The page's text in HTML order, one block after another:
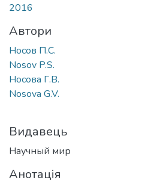
2016
Автори
Носов П.С.
Nosov P.S.
Носова Г.В.
Nosova G.V.
Видавець
Научный мир
Анотація